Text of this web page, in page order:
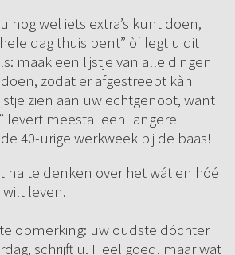
nog wel iets extra’s kunt doen,
dag thuis bent” òf legt u dit
maak een lijstje van alle dingen
zodat er afgestreept kàn
zien aan uw echtgenoot, want
levert meestal een langere
40-urige werkweek bij de baas!
na te denken over het wát en hóé
leven.
opmerking: uw oudste dóchter
schrijft u. Heel goed, maar wat